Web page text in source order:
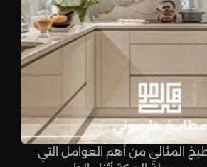
المثالي من أهم العوامل التي